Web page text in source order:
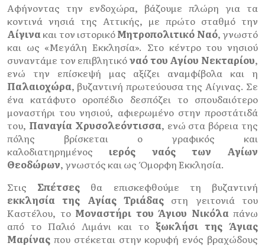
Αφήνοντας την ενδοχώρα, βάζουμε πλώρη για τα
κοντινά νησιά της Αττικής, με πρώτο σταθμό την
Αίγινακαι τον ιστορικόΜητροπολιτικό Ναό, γνωστό
και ως «Μεγάλη Εκκλησία». Στο κέντρο του νησιού
συναντάμε τον επιβλητικόναό του Αγίου Νεκταρίου,
ενώ την επίσκεψή μας αξίζει αναμφίβολα και η
Παλαιοχώρα, βυζαντινή πρωτεύουσα της Αίγινας. Σε
ένα κατάφυτο οροπέδιο δεσπόζει το σπουδαιότερο
μοναστήρι του νησιού, αφιερωμένο στην προστάτιδά
του, Παναγία Χρυσολεόντισσα, ενώ στα βόρεια της
πόλης βρίσκεται ο γραφικός και
καλοδιατηρημένος ιερός ναός των Αγίων
Θεοδώρων, γνωστός και ως Όμορφη Εκκλησία.
Στις Σπέτσες θα επισκεφθούμε τη βυζαντινή
εκκλησία της Αγίας Τριάδας στη γειτονιά του
Καστέλου, το Μοναστήρι του Άγιου Νικόλαπάνω
από το Παλιό Λιμάνι και το ξωκλήσι της Άγιας
Μαρίνας που στέκεται στην κορυφή ενός βραχώδους